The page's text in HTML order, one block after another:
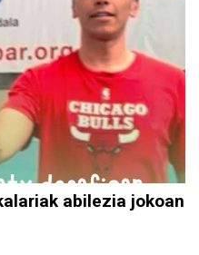
abilezia jokoan